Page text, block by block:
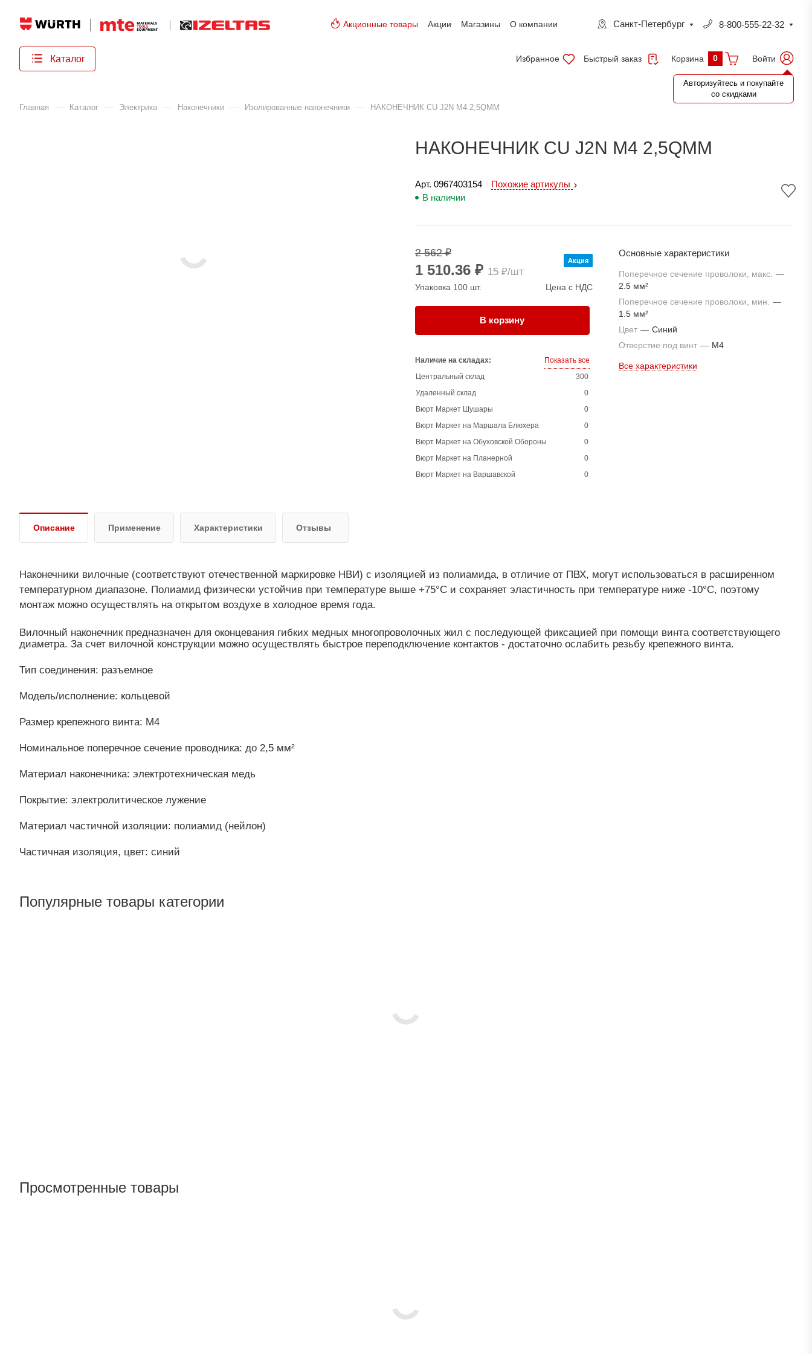
Акционные товары Акции Магазины О компании Санкт-Петербург 8-800-555-22-32
Каталог Избранное Быстрый заказ Корзина 0 Войти
Авторизуйтесь и покупайте
со скидками
Главная
— Каталог — Электрика — Наконечники — Изолированные наконечники — НАКОНЕЧНИК CU J2N M4 2,5QMM
НАКОНЕЧНИК CU J2N M4 2,5QMM
Арт. 0967403154
Похожие артикулы
В наличии
2 562 ₽
1 510.36 ₽ 15 ₽/шт
Упаковка 100 шт.
Акция
Цена с НДС
В корзину
Наличие на складах:
Показать все
Центральный склад
300
Удаленный склад
0
Вюрт Маркет Шушары
0
Вюрт Маркет на Маршала Блюхера
0
Вюрт Маркет на Обуховской Обороны
0
Вюрт Маркет на Планерной
0
Вюрт Маркет на Варшавской
0
Основные характеристики
Поперечное сечение проволоки, макс. —
2.5 мм²
Поперечное сечение проволоки, мин. —
1.5 мм²
Цвет — Синий
Отверстие под винт — M4
Все характеристики
Описание Применение Характеристики Отзывы
Наконечники вилочные (соответствуют отечественной маркировке НВИ) с изоляцией из полиамида, в отличие от ПВХ, могут использоваться в расширенном
температурном диапазоне. Полиамид физически устойчив при температуре выше +75°С и сохраняет эластичность при температуре ниже -10°С, поэтому
монтаж можно осуществлять на открытом воздухе в холодное время года.
Вилочный наконечник предназначен для оконцевания гибких медных многопроволочных жил с последующей фиксацией при помощи винта соответствующего
диаметра. За счет вилочной конструкции можно осуществлять быстрое переподключение контактов - достаточно ослабить резьбу крепежного винта.
Тип соединения: разъемное
Модель/исполнение: кольцевой
Размер крепежного винта: М4
Номинальное поперечное сечение проводника: до 2,5 мм²
Материал наконечника: электротехническая медь
Покрытие: электролитическое лужение
Материал частичной изоляции: полиамид (нейлон)
Частичная изоляция, цвет: синий
Популярные товары категории
Просмотренные товары